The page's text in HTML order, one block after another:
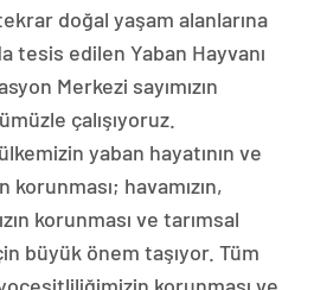
doğal yaşam alanlarına
tesis edilen Yaban Hayvanı
Merkezi sayımızın
çalışıyoruz.
yaban hayatının ve
havamızın,
korunması ve tarımsal
büyük önem taşıyor. Tüm